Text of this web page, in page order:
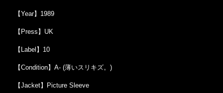
【Year】1989
【Press】UK
【Label】10
【Condition】A- (薄いスリキズ。)
【Jacket】Picture Sleeve